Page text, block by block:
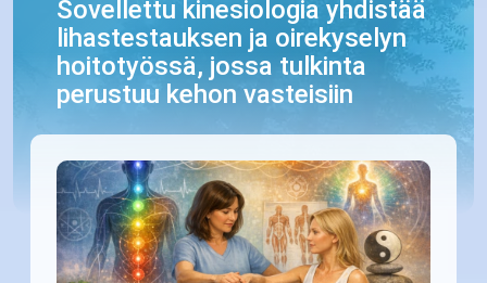
Sovellettu kinesiologia yhdistää
lihastestauksen ja oirekyselyn
hoitotyössä, jossa tulkinta
perustuu kehon vasteisiin